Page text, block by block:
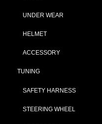
UNDER WEAR
HELMET
ACCESSORY
TUNING
SAFETY HARNESS
STEERING WHEEL